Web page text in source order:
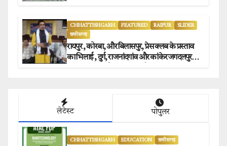
CHHATTISHGARH FEATURED RAIPUR
SLIDER
छत्तीसगढ़
रायपुर , कोरबा, और बिलासपुर, प्रेस क्लब के प्रस्ताव
का भिलाई , दुर्ग, राजनांदगांव और कांकेर जगदलपुर
लेटेस्ट पोपुलर
CHHATTISHGARH EDUCATION छत्तीसगढ़